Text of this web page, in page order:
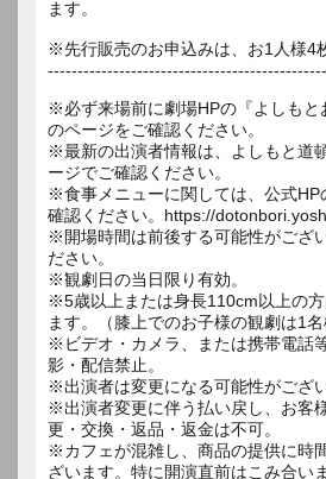
ます。
※先行販売のお申込みは、お1人様4
※必ず来場前に劇場HPの『よしもと
のページをご確認ください。
※最新の出演者情報は、よしもと道
ージでご確認ください。
※食事メニューに関しては、公式HP
確認ください。https://
※開場時間は前後する可能性がござ
ださい。
※観劇日の当日限り有効。
※5歳以上または身長110cm以上の
ます。（膝上でのお子様の観劇は1名
※ビデオ・カメラ、または携帯電話
影・配信禁止。
※出演者は変更になる可能性がござい
※出演者変更に伴う払い戻し、お客
更・交換・返品・返金は不可。
※カフェが混雑し、商品の提供に時
ざいます。特に開演直前はこみ合い